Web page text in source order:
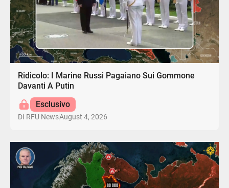
Ridicolo: I Marine Russi Pagaiano Sui Gommone
Davanti A Putin
Esclusivo
Di RFU NewsAugust 4, 2026